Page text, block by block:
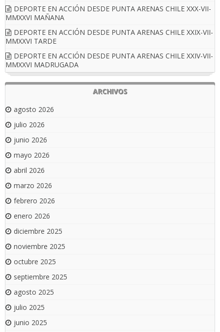
DEPORTE EN ACCIÓN DESDE PUNTA ARENAS CHILE XXX-VII-
MMXXVI MAÑANA
DEPORTE EN ACCIÓN DESDE PUNTA ARENAS CHILE XXIX-VII-
MMXXVI TARDE
DEPORTE EN ACCIÓN DESDE PUNTA ARENAS CHILE XXIV-VII-
MMXXVI MADRUGADA
ARCHIVOS
agosto 2026
julio 2026
junio 2026
mayo 2026
abril 2026
marzo 2026
febrero 2026
enero 2026
diciembre 2025
noviembre 2025
octubre 2025
septiembre 2025
agosto 2025
julio 2025
junio 2025